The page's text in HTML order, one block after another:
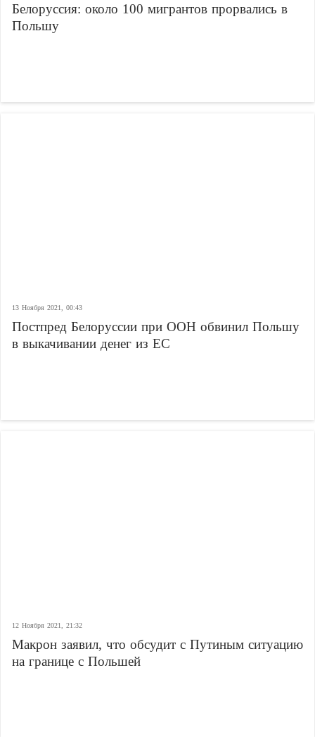
Белоруссия: около 100 мигрантов прорвались в
Польшу
13 Ноября 2021, 00:43
Постпред Белоруссии при ООН обвинил Польшу
в выкачивании денег из ЕС
12 Ноября 2021, 21:32
Макрон заявил, что обсудит с Путиным ситуацию
на границе с Польшей